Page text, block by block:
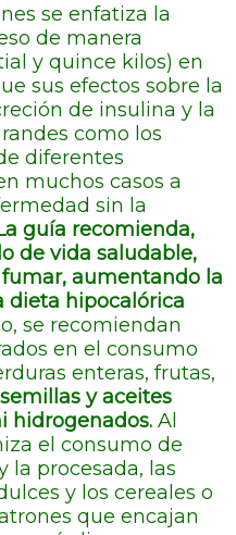
se enfatiza la
de manera
y quince kilos) en
sus efectos sobre la
de insulina y la
como los
diferentes
muchos casos a
sin la
guía recomienda,
de vida saludable,
aumentando la
dieta hipocalórica
se recomiendan
en el consumo
enteras, frutas,
y aceites
hidrogenados. Al
el consumo de
la procesada, las
y los cereales o
que encajan